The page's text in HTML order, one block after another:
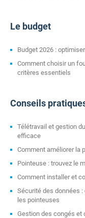
Le budget
Budget 2026 :
Comment choisir un
critères essentiels
Conseils
Télétravail et gestion
efficace
Comment améliorer la
Pointeuse : trouvez le
Comment installer et
Sécurité des données
les pointeuses
Gestion des congés et